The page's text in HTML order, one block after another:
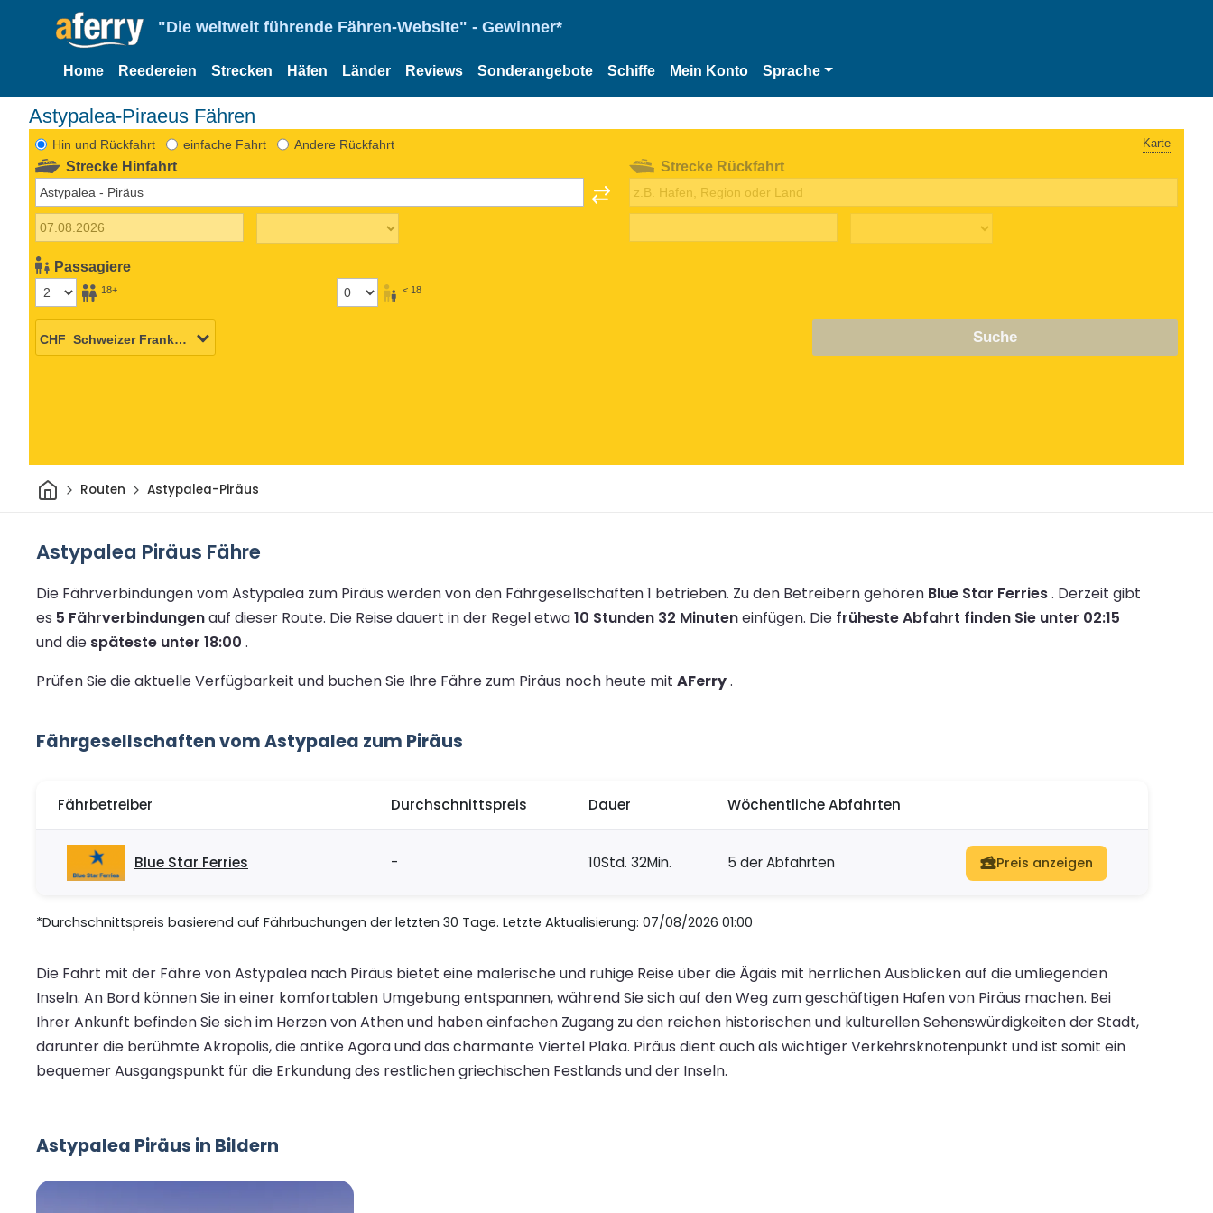
"Die weltweit führende Fähren-Website" - Gewinner*
Home Reedereien Strecken Häfen Länder Reviews Sonderangebote Schiffe Mein Konto Sprache
Astypalea-Piraeus Fähren
Hin und Rückfahrt einfache Fahrt Andere Rückfahrt Karte
Strecke Hinfahrt
Passagiere
18+ < 18
Strecke Rückfahrt
Suche
HeimRouten Astypalea-Piräus
Astypalea Piräus Fähre
Die Fährverbindungen vom Astypalea zum Piräus werden von den Fährgesellschaften 1 betrieben. Zu den Betreibern gehören Blue Star Ferries. Derzeit gibt
es 5 Fährverbindungenauf dieser Route. Die Reise dauert in der Regel etwa10 Stunden 32 Minuteneinfügen. Die früheste Abfahrt finden Sie unter 02:15
und die späteste unter 18:00 .
Prüfen Sie die aktuelle Verfügbarkeit und buchen Sie Ihre Fähre zum Piräus noch heute mit AFerry.
Fährgesellschaften vom Astypalea zum Piräus
Fährbetreiber Durchschnittspreis Dauer Wöchentliche Abfahrten
Blue Star Ferries - 10Std. 32Min. 5 der Abfahrten Preis anzeigen
*Durchschnittspreis basierend auf Fährbuchungen der letzten 30 Tage. Letzte Aktualisierung: 07/08/2026 01:00
Die Fahrt mit der Fähre von Astypalea nach Piräus bietet eine malerische und ruhige Reise über die Ägäis mit herrlichen Ausblicken auf die umliegenden
Inseln. An Bord können Sie in einer komfortablen Umgebung entspannen, während Sie sich auf den Weg zum geschäftigen Hafen von Piräus machen. Bei
Ihrer Ankunft befinden Sie sich im Herzen von Athen und haben einfachen Zugang zu den reichen historischen und kulturellen Sehenswürdigkeiten der Stadt,
darunter die berühmte Akropolis, die antike Agora und das charmante Viertel Plaka. Piräus dient auch als wichtiger Verkehrsknotenpunkt und ist somit ein
bequemer Ausgangspunkt für die Erkundung des restlichen griechischen Festlands und der Inseln.
Astypalea Piräus in Bildern